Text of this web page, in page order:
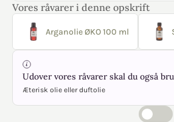
Vores råvarer i denne opskrift
Arganolie ØKO 100 ml
Udover vores råvarer skal du også
Æterisk olie eller duftolie